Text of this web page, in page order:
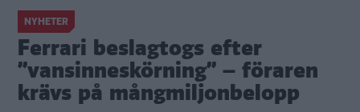
NYHETER
Ferrari beslagtogs efter
”vansinneskörning” – föraren
krävs på mångmiljonbelopp